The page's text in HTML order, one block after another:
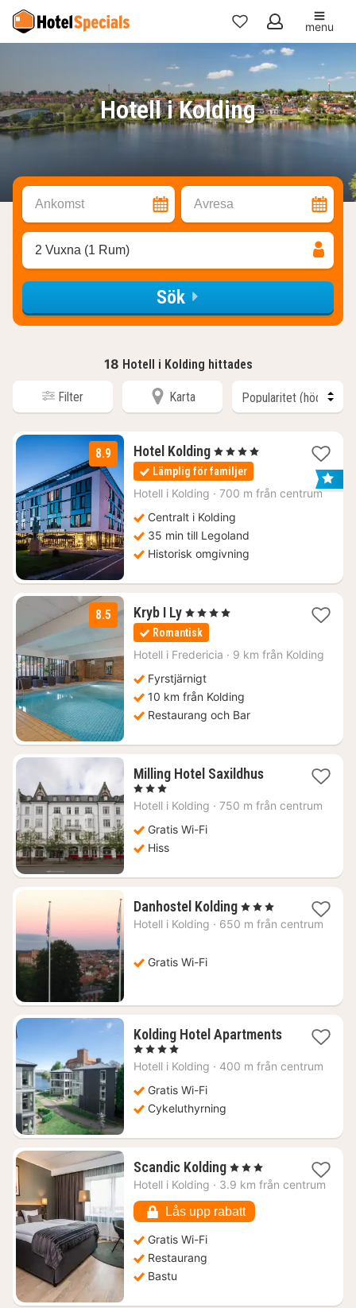
Mina
favoriter
menu
Hotell i Kolding
Ankomst Avresa
2 Vuxna (1 Rum)
Sök
18 Hotell i Kolding hittades
Filter Karta
8.9 Hotel Kolding1
natt
från
1174
, 4 Stjärnor
Lämplig för familjer
Hotell i Kolding · 700 m från centrum
Centralt i Kolding
35 min till Legoland
Historisk omgivning
8.5 Kryb I Ly1
natt
från
1450
, 4 Stjärnor
Romantisk
Hotell i Fredericia · 9 km från Kolding
Fyrstjärnigt
10 km från Kolding
Restaurang och Bar
Milling Hotel Saxildhus1
från
, 3 Stjärnor
Hotell i Kolding · 750 m från centrum
Gratis Wi-Fi
Hiss
Danhostel Kolding1
natt
, 3 Stjärnor
Hotell i Kolding · 650 m från centrum
Gratis Wi-Fi
Kolding Hotel Apartments
1
natt
966
kr.
, 4 Stjärnor
Hotell i Kolding · 400 m från centrum
Gratis Wi-Fi
Cykeluthyrning
Scandic Kolding1
natt
887
kr.
, 3 Stjärnor
Hotell i Kolding · 3.9 km från centrum
Lås upp rabatt
Gratis Wi-Fi
Restaurang
Bastu